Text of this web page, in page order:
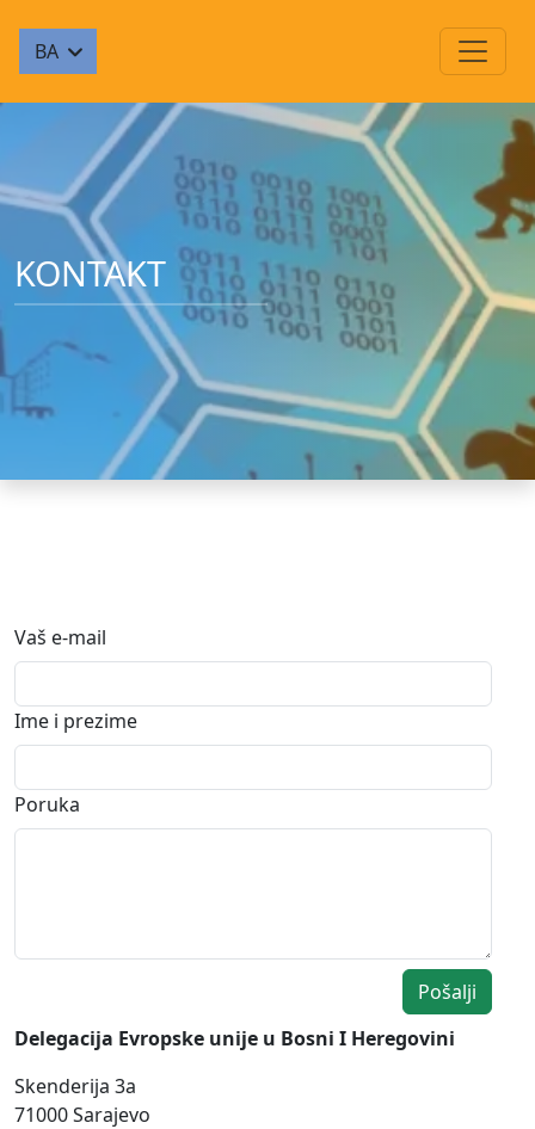
BA
KONTAKT
Vaš e-mail
Ime i prezime
Poruka
Pošalji
Delegacija Evropske unije u Bosni I Heregovini
Skenderija 3a
71000 Sarajevo